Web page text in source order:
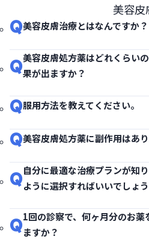
美容皮
Q美容皮膚治療とはなんですか？
Q美容皮膚処方薬はどれくらい
果が出ますか？
Q服用方法を教えてください。
Q美容皮膚処方薬に副作用はあ
Q自分に最適な治療プランが知
ように選択すればいいでしょ
Q1回の診察で、何ヶ月分のお薬
ますか？